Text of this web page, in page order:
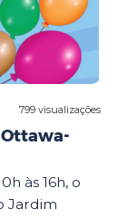
799 visualizações
Ottawa-
às 16h, o
Jardim